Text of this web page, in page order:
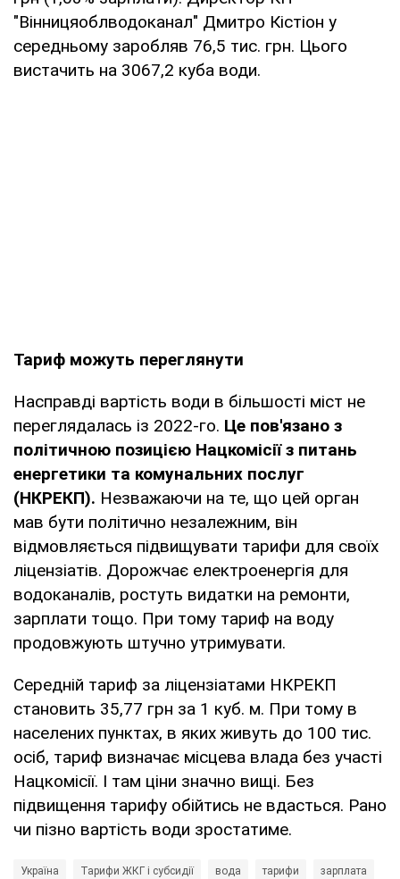
"Вінницяоблводоканал" Дмитро Кістіон у
середньому заробляв 76,5 тис. грн. Цього
вистачить на 3067,2 куба води.
Тариф можуть переглянути
Насправді вартість води в більшості міст не
переглядалась із 2022-го. Це пов'язано з
політичною позицією Нацкомісії з питань
енергетики та комунальних послуг
(НКРЕКП). Незважаючи на те, що цей орган
мав бути політично незалежним, він
відмовляється підвищувати тарифи для своїх
ліцензіатів. Дорожчає електроенергія для
водоканалів, ростуть видатки на ремонти,
зарплати тощо. При тому тариф на воду
продовжують штучно утримувати.
Середній тариф за ліцензіатами НКРЕКП
становить 35,77 грн за 1 куб. м. При тому в
населених пунктах, в яких живуть до 100 тис.
осіб, тариф визначає місцева влада без участі
Нацкомісії. І там ціни значно вищі. Без
підвищення тарифу обійтись не вдасться. Рано
чи пізно вартість води зростатиме.
Україна Тарифи ЖКГ і субсидії вода тарифи зарплата